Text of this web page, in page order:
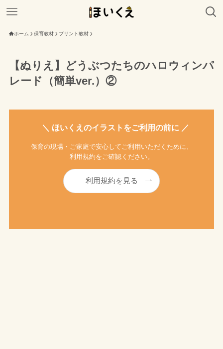
ホーム 保育教材 プリント教材
【ぬりえ】どうぶつたちのハロウィンパ
レード（簡単ver.）②
＼ ほいくえのイラストをご利用の前に ／
保育の現場・ご家庭で安心してご利用いただくために、
利用規約をご確認ください。
利用規約を見る